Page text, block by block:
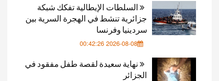
السلطات الإيطالية تفكك شبكة
جزائرية تنشط في الهجرة السرية بين
سردينيا وفرنسا
2026-08-08 00:42:26
نهاية سعيدة لقصة طفل مفقود في
الجزائر